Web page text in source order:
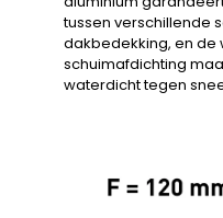
tussen verschillende
dakbedekking, en
schuimafdichting
waterdicht tegen